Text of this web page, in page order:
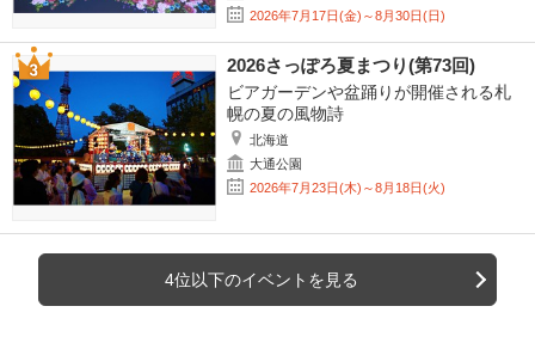
2026年7月17日(金)～8月30日(日)
2026さっぽろ夏まつり(第73回)
ビアガーデンや盆踊りが開催される札
幌の夏の風物詩
北海道
大通公園
2026年7月23日(木)～8月18日(火)
4位以下のイベントを見る